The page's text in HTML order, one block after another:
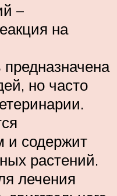
–
на
но часто
и содержит
растений.
лечения